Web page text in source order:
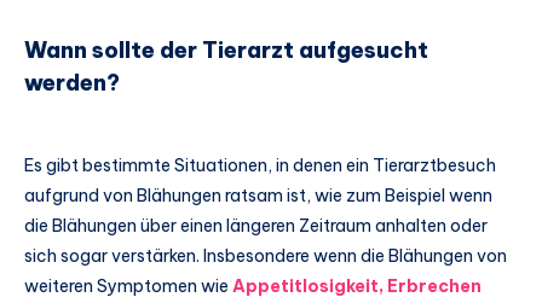
Wann sollte der Tierarzt aufgesucht
werden?
Es gibt bestimmte Situationen, in denen ein Tierarztbesuch
aufgrund von Blähungen ratsam ist, wie zum Beispiel wenn
die Blähungen über einen längeren Zeitraum anhalten oder
sich sogar verstärken. Insbesondere wenn die Blähungen von
weiteren Symptomen wie Appetitlosigkeit, Erbrechen